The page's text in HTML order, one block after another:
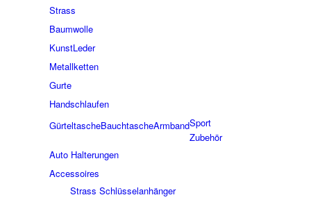
Strass
Baumwolle
KunstLeder
Metallketten
Gurte
Handschlaufen
Sport
GürteltascheBauchtascheArmband
Zubehör
Auto Halterungen
Accessoires
Strass Schlüsselanhänger